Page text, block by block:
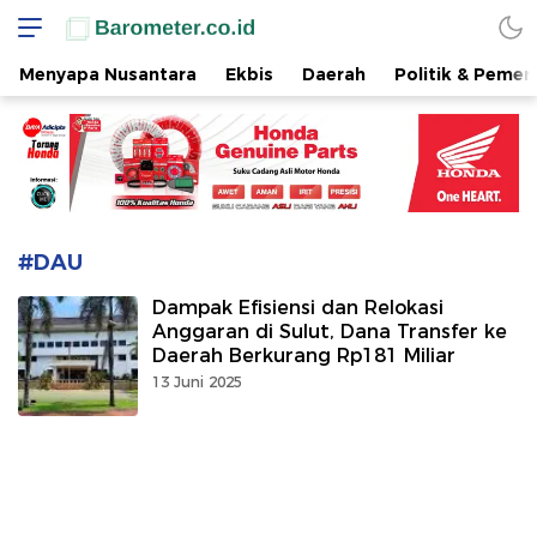
www.barometer.co.id
Berita Terkini di Sulawesi Utara
Menyapa Nusantara Ekbis Daerah Politik &
#DAU
Dampak Efisiensi dan Relokasi
Anggaran di Sulut, Dana Transfer ke
Daerah Berkurang Rp181 Miliar
13 Juni 2025